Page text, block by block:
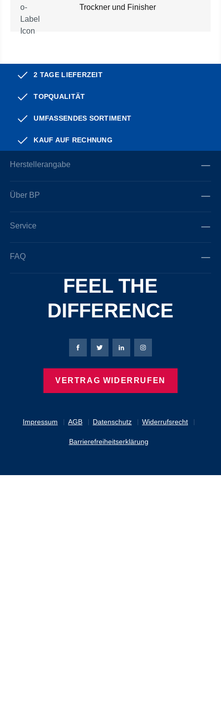
Trockner und Finisher
2 TAGE LIEFERZEIT
TOPQUALITÄT
UMFASSENDES SORTIMENT
KAUF AUF RECHNUNG
Herstellerangabe
Über BP
Service
FAQ
FEEL THE
DIFFERENCE
Impressum AGB Datenschutz Widerrufsrecht
Barrierefreiheitserklärung
Bierbaum-Proenen Facebook-Seite
Bierbaum-Proenen Twitter Seite
Bierbaum-Proenen LinkedIn
Bierbaum-Proenen
VERTRAG WIDERRUFEN